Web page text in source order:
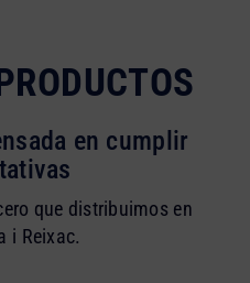
en cumplir
que distribuimos en
i Reixac.